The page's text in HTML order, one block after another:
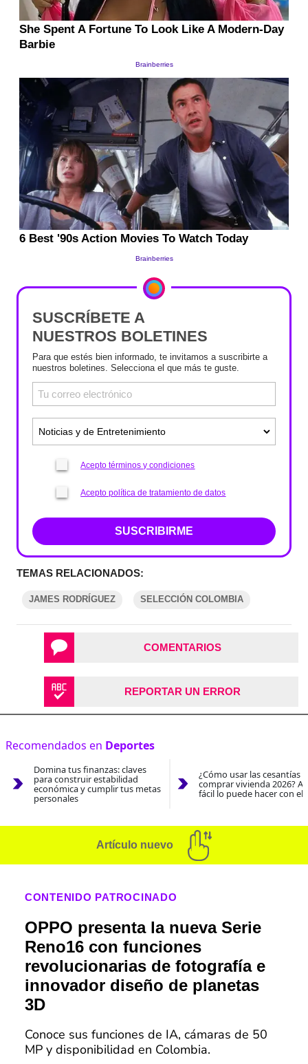
SUSCRÍBETE A
NUESTROS BOLETINES
Para que estés bien informado, te invitamos a suscribirte a
nuestros boletines. Selecciona el que más te guste.
Acepto términos y condiciones
Acepto política de tratamiento de datos
SUSCRIBIRME
TEMAS RELACIONADOS:
JAMES RODRÍGUEZ SELECCIÓN COLOMBIA
COMENTARIOS
REPORTAR UN ERROR
Recomendados en Deportes
Domina tus finanzas: claves
para construir estabilidad
económica y cumplir tus metas
personales
¿Cómo usar las cesantías
comprar vivienda 2026?
fácil lo puede hacer con el
Artículo nuevo
CONTENIDO PATROCINADO
OPPO presenta la nueva Serie
Reno16 con funciones
revolucionarias de fotografía e
innovador diseño de planetas
3D
Conoce sus funciones de IA, cámaras de 50
MP y disponibilidad en Colombia.